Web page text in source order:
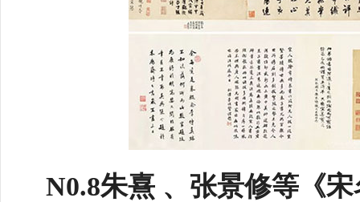
N0.8朱熹 、张景修等《